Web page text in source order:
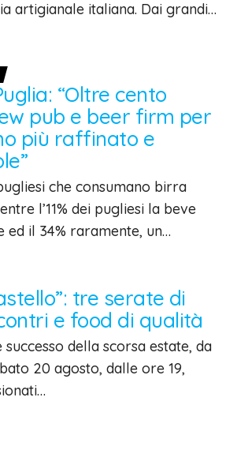
artigianale italiana. Dai grandi…
“Oltre cento
pub e beer firm per
più raffinato e
che consumano birra
l’11% dei pugliesi la beve
ed il 34% raramente, un…
tre serate di
e food di qualità
della scorsa estate, da
20 agosto, dalle ore 19,